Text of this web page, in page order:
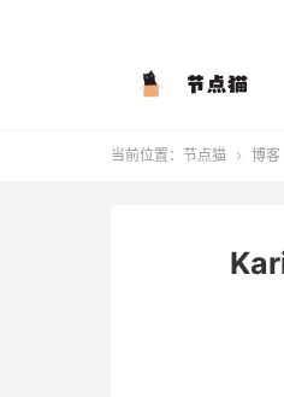
当前位置： 节点猫  博客